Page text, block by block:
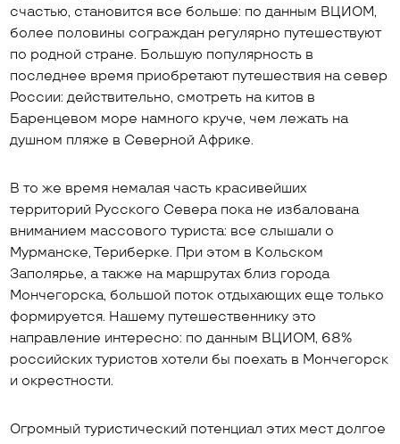
счастью, становится все больше: по данным ВЦИОМ,
более половины сограждан регулярно путешествуют
по родной стране. Большую популярность в
последнее время приобретают путешествия на север
России: действительно, смотреть на китов в
Баренцевом море намного круче, чем лежать на
душном пляже в Северной Африке.
В то же время немалая часть красивейших
территорий Русского Севера пока не избалована
вниманием массового туриста: все слышали о
Мурманске, Териберке. При этом в Кольском
Заполярье, а также на маршрутах близ города
Мончегорска, большой поток отдыхающих еще только
формируется. Нашему путешественнику это
направление интересно: по данным ВЦИОМ, 68%
российских туристов хотели бы поехать в Мончегорск
и окрестности.
Огромный туристический потенциал этих мест долгое